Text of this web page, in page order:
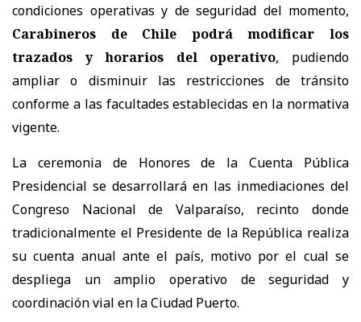
condiciones operativas y de seguridad del momento,
Carabineros de Chile podrá modificar los
trazados y horarios del operativo, pudiendo
ampliar o disminuir las restricciones de tránsito
conforme a las facultades establecidas en la normativa
vigente.
La ceremonia de Honores de la Cuenta Pública
Presidencial se desarrollará en las inmediaciones del
Congreso Nacional de Valparaíso, recinto donde
tradicionalmente el Presidente de la República realiza
su cuenta anual ante el país, motivo por el cual se
despliega un amplio operativo de seguridad y
coordinación vial en la Ciudad Puerto.